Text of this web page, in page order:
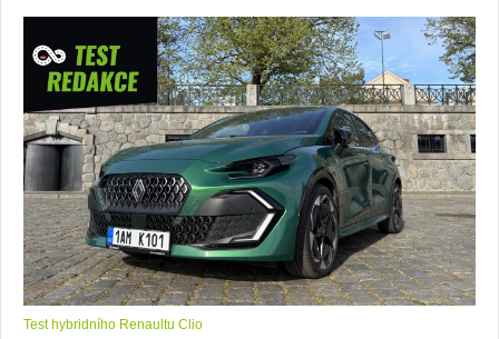
Test hybridního Renaultu Clio